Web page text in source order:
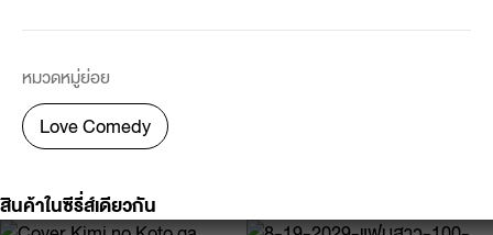
หมวดหมู่ย่อย
Love Comedy
สินค้าในซีรี่ส์เดียวกัน